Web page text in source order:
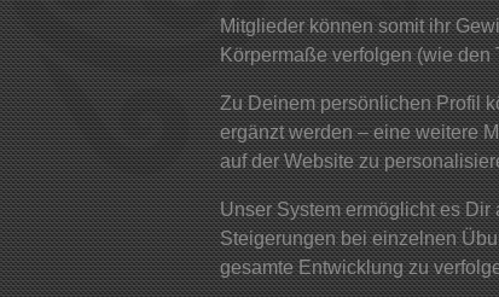
Mitglieder können somit ihr
Körpermaße verfolgen (wie den
Zu Deinem persönlichen Profil
ergänzt werden – eine weitere
auf der Website zu
Unser System ermöglicht es
Steigerungen bei einzelnen
gesamte Entwicklung zu